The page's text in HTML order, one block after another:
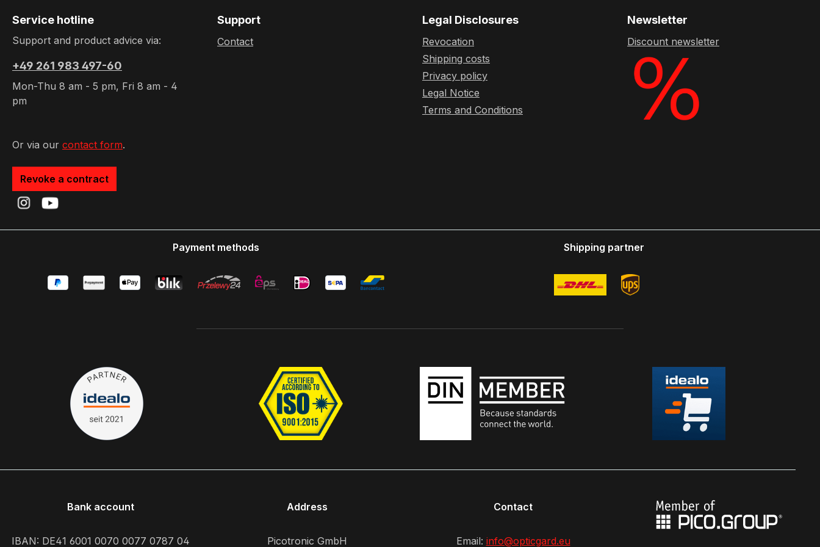
Service hotline
Support and product advice via:
+49 261 983 497-60
Mon-Thu 8 am - 5 pm, Fri 8 am - 4
pm
Or via our contact form.
Revoke a contract
Support
Contact
Legal Disclosures
Revocation
Shipping costs
Privacy policy
Legal Notice
Terms and Conditions
Newsletter
Discount newsletter
Payment methods Shipping partner
Bank account
IBAN: DE41 6001 0070 0077 0787 04
Address
Picotronic GmbH
Contact
Email: info@opticgard.eu